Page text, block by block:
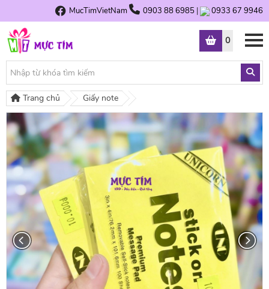
MucTimVietNam 0903 88 6985 | 0933 67 9946
0
Trang chủ Giấy note